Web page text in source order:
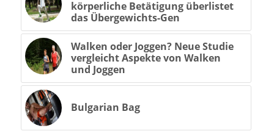
körperliche Betätigung überlistet
das Übergewichts-Gen
Walken oder Joggen? Neue Studie
vergleicht Aspekte von Walken
und Joggen
Bulgarian Bag